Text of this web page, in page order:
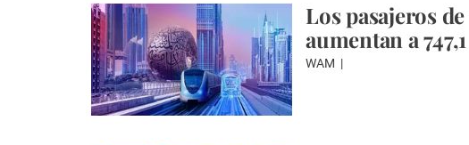
Los pasajeros
aumentan a
WAM